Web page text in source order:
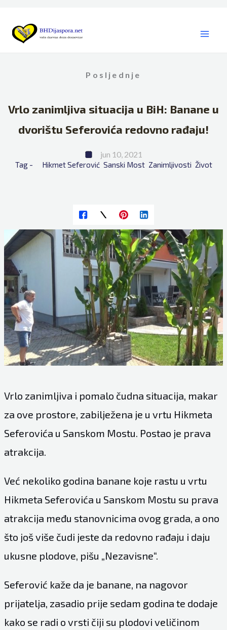
content
Posljednje
Vrlo zanimljiva situacija u BiH: Banane u
dvorištu Seferovića redovno rađaju!
jun 10, 2021
Tag - Hikmet Seferović Sanski Most Zanimljivosti Život
Vrlo zanimljiva i pomalo čudna situacija, makar
za ove prostore, zabilježena je u vrtu Hikmeta
Seferovića u Sanskom Mostu. Postao je prava
atrakcija.
Već nekoliko godina banane koje rastu u vrtu
Hikmeta Seferovića u Sanskom Mostu su prava
atrakcija među stanovnicima ovog grada, a ono
što još više čudi jeste da redovno rađaju i daju
ukusne plodove, pišu „Nezavisne“.
Seferović kaže da je banane, na nagovor
prijatelja, zasadio prije sedam godina te dodaje
kako se radi o vrsti čiji su plodovi veličinom